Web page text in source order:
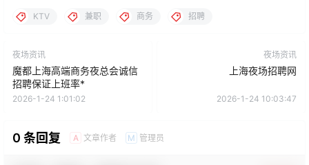
KTV 兼职 商务 招聘
夜场资讯
魔都上海高端商务夜总会诚信
招聘保证上班率*
2026-1-24 1:01:02
夜场资讯
上海夜场招聘网
2026-1-24 10:03:47
0 条回复 A 文章作者 M 管理员